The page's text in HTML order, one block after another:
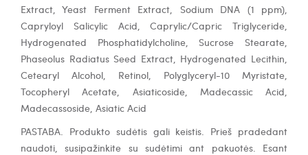
Extract, Yeast Ferment Extract, Sodium DNA (1 ppm),
Capryloyl Salicylic Acid, Caprylic/Capric Triglyceride,
Hydrogenated Phosphatidylcholine, Sucrose Stearate,
Phaseolus Radiatus Seed Extract, Hydrogenated Lecithin,
Cetearyl Alcohol, Retinol, Polyglyceryl-10 Myristate,
Tocopheryl Acetate, Asiaticoside, Madecassic Acid,
Madecassoside, Asiatic Acid
PASTABA. Produkto sudėtis gali keistis. Prieš pradedant
naudoti, susipažinkite su sudėtimi ant pakuotės. Esant